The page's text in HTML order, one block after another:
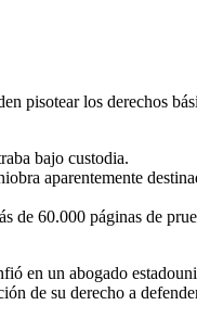
pisotear los derechos
bajo custodia.
aparentemente
60.000 páginas de
en un abogado
de su derecho a